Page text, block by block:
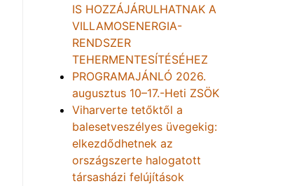
IS HOZZÁJÁRULHATNAK A
VILLAMOSENERGIA-
RENDSZER
TEHERMENTESÍTÉSÉHEZ
PROGRAMAJÁNLÓ 2026.
augusztus 10–17.-Heti ZSÖK
Viharverte tetőktől a
balesetveszélyes üvegekig:
elkezdődhetnek az
országszerte halogatott
társasházi felújítások